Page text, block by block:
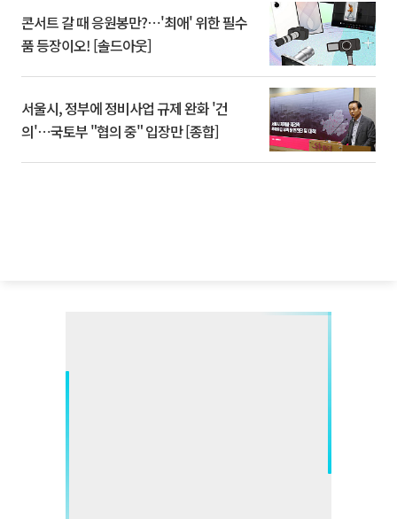
콘서트 갈 때 응원봉만?⋯'최애' 위한 필수
품 등장이오! [솔드아웃]
서울시, 정부에 정비사업 규제 완화 '건
의'⋯국토부 "협의 중" 입장만 [종합]